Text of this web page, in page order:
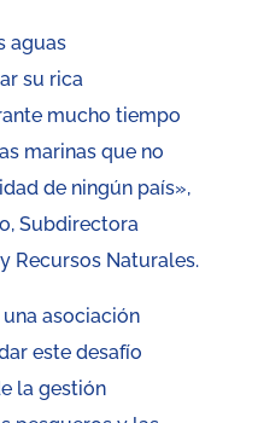
aguas
su rica
mucho tiempo
marinas que no
de ningún país»,
Subdirectora
Recursos Naturales.
asociación
este desafío
la gestión